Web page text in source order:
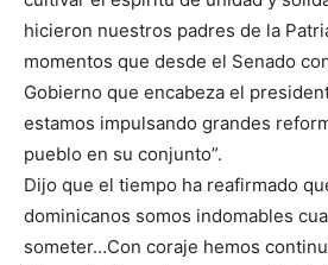
hicieron nuestros padres de la
momentos que desde el Senado
Gobierno que encabeza el
estamos impulsando grandes
pueblo en su conjunto”.
Dijo que el tiempo ha reafirmado
dominicanos somos indomables
someter…Con coraje hemos